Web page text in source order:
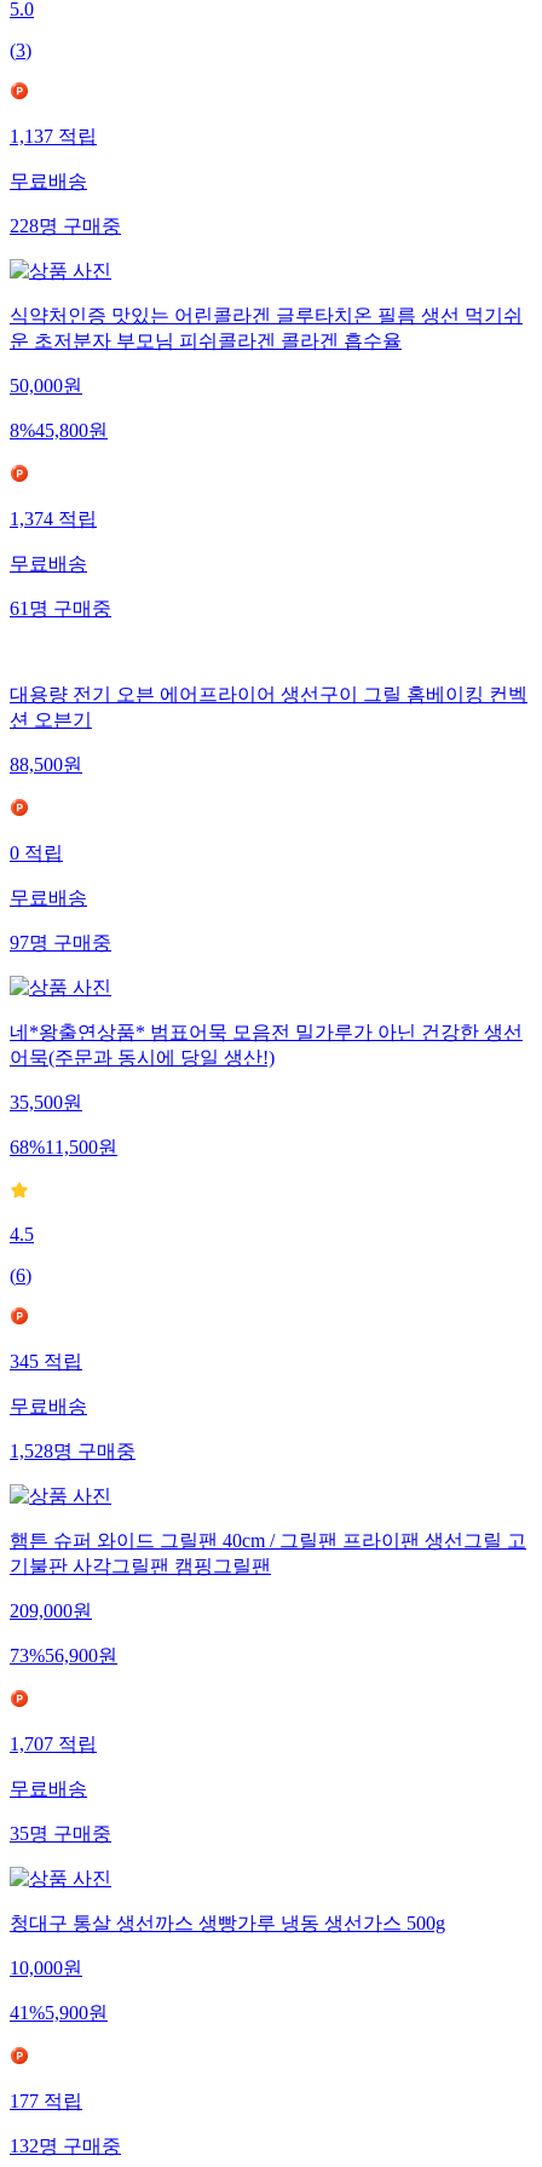
5.0
(3)
1,137 적립
무료배송
228명 구매중
식약처인증 맛있는 어린콜라겐 글루타치온 필름 생선 먹기쉬
운 초저분자 부모님 피쉬콜라겐 콜라겐 흡수율
50,000원
8%45,800원
1,374 적립
무료배송
61 명 구매중
대용량 전기 오븐 에어프라이어 생선구이 그릴 홈베이킹 컨벡
션 오븐기
88,500원
0적립
무료배송
97명구매중
네*왕출연상품* 범표어묵 모음전 밀가루가 아닌 건강한 생선
어묵(주문과 동시에 당일 생산!)
35,500원
68%11,500원
4.5
(6)
345적립
무료배송
1,528명구매중
햄튼 슈퍼 와이드 그릴팬 40cm / 그릴팬 프라이팬 생선그릴 고
기불판 사각그릴팬 캠핑그릴팬
209,000원
73%56,900원
1,707적립
무료배송
35명구매중
청대구 통살 생선까스 생빵가루 냉동 생선가스 500g
10,000원
41%5,900원
177적립
132명구매중